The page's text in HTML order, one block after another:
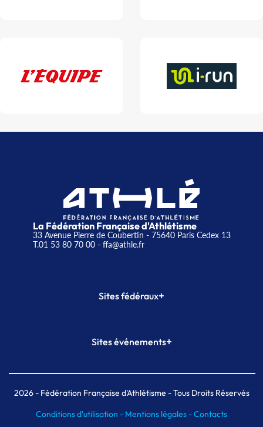
La Fédération Française d'Athlétisme
33 Avenue Pierre de Coubertin - 75640 Paris Cedex 13
T.01 53 80 70 00- ffa@athle.fr
Sites fédéraux+
Plateforme Formation
Sites événements+
Meeting de Paris indoor
MAIF Ekiden de Paris
2026- Fédération Française d'Athlétisme - Tous Droits Réservés
Conditions d'utilisation - Mentions légales -Contacts